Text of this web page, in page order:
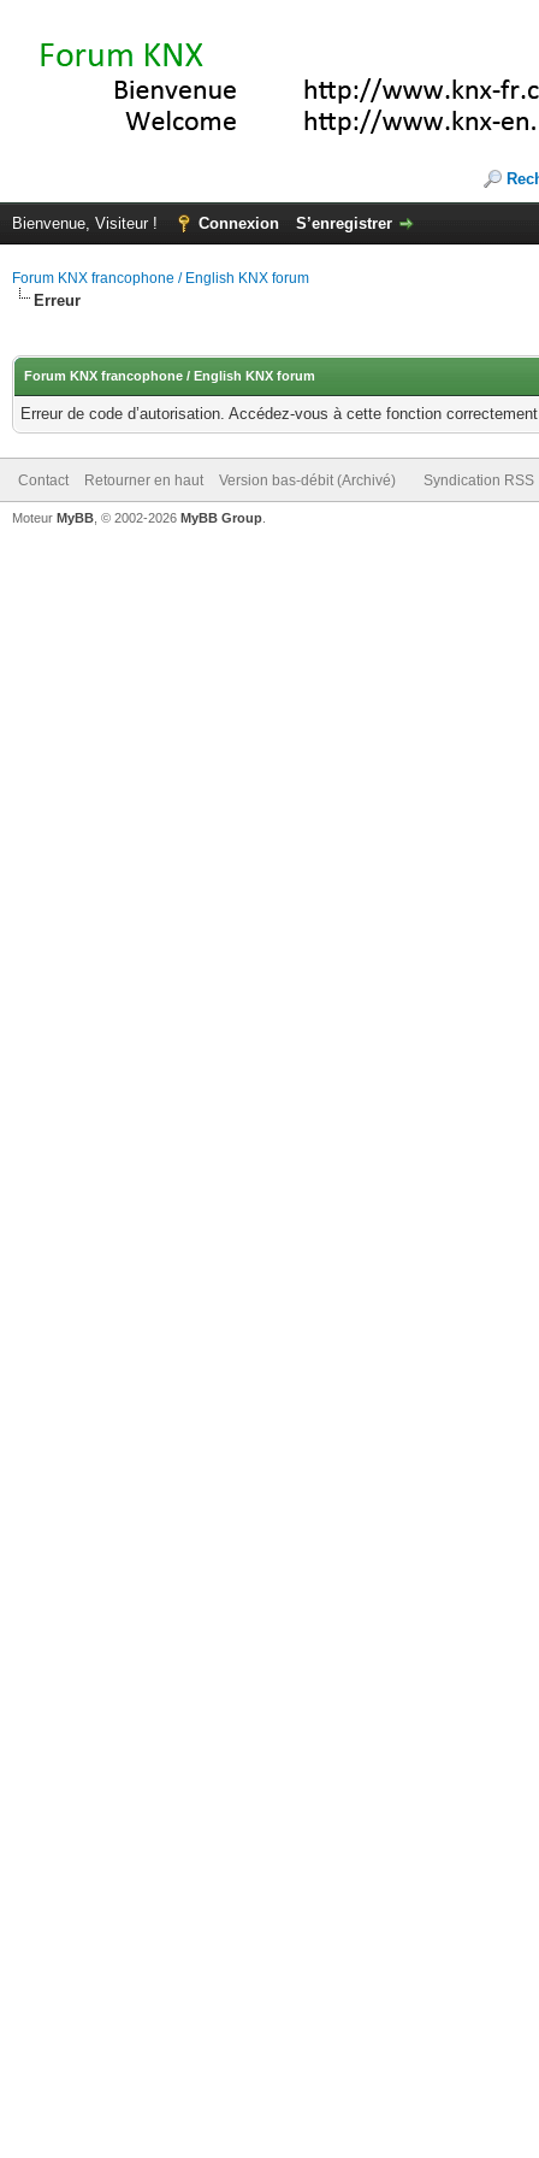
Bienvenue, Visiteur ! Connexion S’enregistrer
Forum KNX francophone / English KNX forum
Erreur
Forum KNX francophone / English KNX forum
Erreur de code d’autorisation. Accédez-vous à cette fonction
Contact Retourner en haut Version bas-débit (Archivé) Syndication RSS
Moteur MyBB , © 2002-2026 MyBB Group